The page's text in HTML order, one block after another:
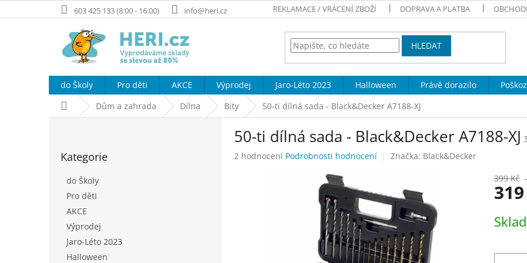
na
603 425 133 (8:00 - 16:00) info@heri.cz REKLAMACE / VRÁCENÍ ZBOŽÍ DOPRAVA A PLATBA
HLEDAT
do Školy Pro děti AKCE Výprodej Jaro-Léto 2023 Halloween Právě dorazilo
Domů Dům a zahrada Dílna Bity 50-ti dílná sada - Black&Decker A7188-XJ
kategorie
Kategorie
do Školy
Pro děti
AKCE
Výprodej
Jaro-Léto 2023
Halloween
50-ti dílná sada - Black&Decker A7188-XJ
Průměrné
2 hodnocení Podrobnosti hodnocení Značka: Black&Decker
399 Kč
cena: